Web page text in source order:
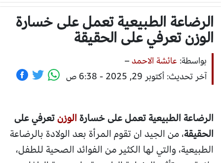
الرضاعة الطبيعية تعمل على خسارة
الوزن تعرفي على الحقيقة
بواسطة: عائشة الاحمد–
آخر تحديث: أكتوبر 29, 2025 - 6:38 ص
الرضاعة الطبيعية تعمل على خسارةالوزنتعرفي على
الحقيقة، من الجيد ان تقوم المرأة بعد الولادة بالرضاعة
الطبيعية، والتي لها الكثير من الفوائد الصحية للطفل،